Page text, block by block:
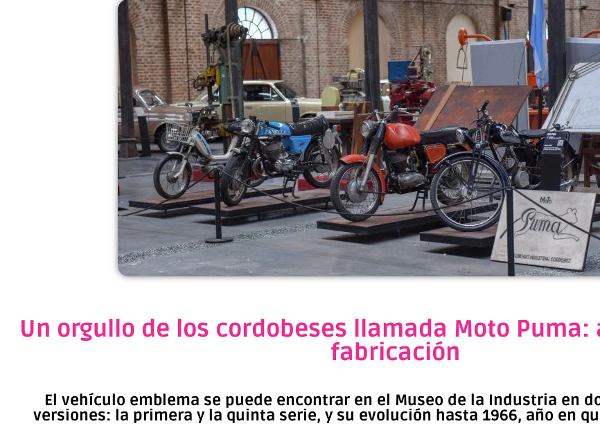
Un orgullo de los cordobeses llamada Moto Puma:
fabricación
El vehículo emblema se puede encontrar en el Museo de la Industria en
versiones: la primera y la quinta serie, y su evolución hasta 1966, año en